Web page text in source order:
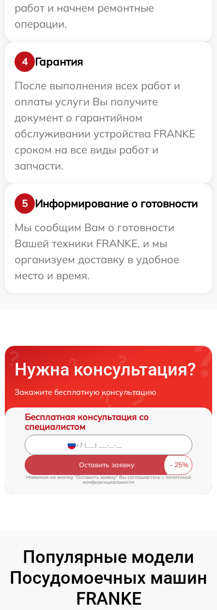
работ и начнем ремонтные
операции.
4
Гарантия
После выполнения всех работ и
оплаты услуги Вы получите
документ о гарантийном
обслуживании устройства FRANKE
сроком на все виды работ и
запчасти.
5
Информирование о готовности
Мы сообщим Вам о готовности
Вашей техники FRANKE, и мы
организуем доставку в удобное
место и время.
Нужна консультация?
Закажите бесплатную консультацию
Бесплатная консультация со
специалистом
Оставить заявку
Нажимая на кнопку "Оставить заявку" Вы соглашаетесь c политикой
конфиденциальности
Популярные модели
Посудомоечных машин
FRANKE